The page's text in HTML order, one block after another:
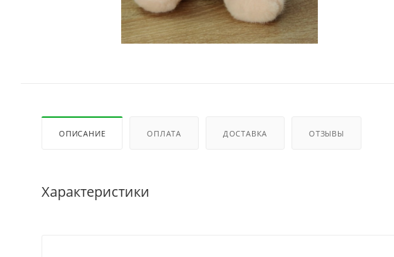
ОПИСАНИЕ ОПЛАТА ДОСТАВКА ОТЗЫВЫ
Характеристики